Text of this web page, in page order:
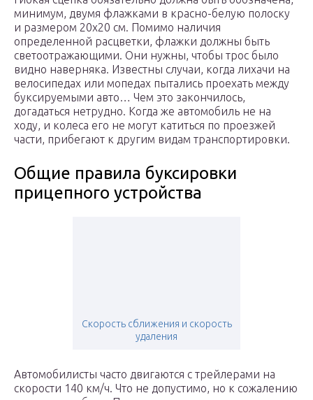
минимум, двумя флажками в красно-белую полоску
и размером 20х20 см. Помимо наличия
определенной расцветки, флажки должны быть
светоотражающими. Они нужны, чтобы трос было
видно наверняка. Известны случаи, когда лихачи на
велосипедах или мопедах пытались проехать между
буксируемыми авто… Чем это закончилось,
догадаться нетрудно. Когда же автомобиль не на
ходу, и колеса его не могут катиться по проезжей
части, прибегают к другим видам транспортировки.
Общие правила буксировки
прицепного устройства
Скорость сближения и скорость
удаления
Автомобилисты часто двигаются с трейлерами на
скорости 140 км/ч. Что не допустимо, но к сожалению